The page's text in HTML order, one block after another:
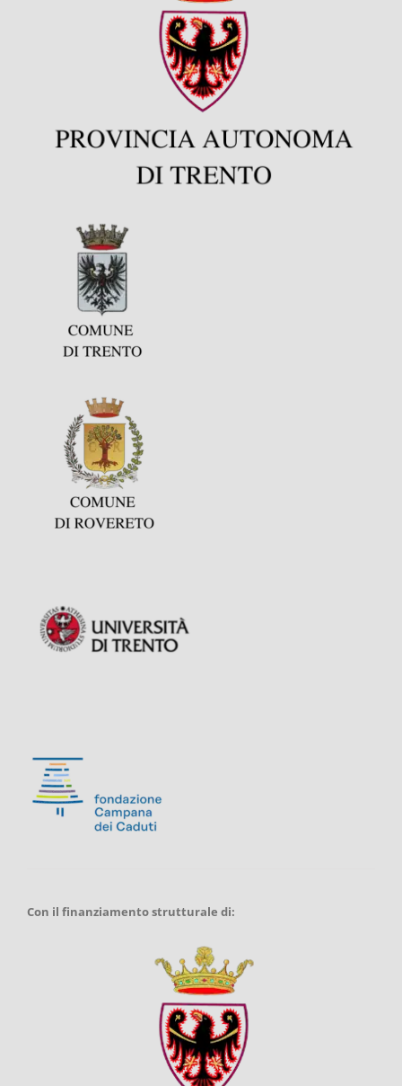
Con il finanziamento strutturale di: